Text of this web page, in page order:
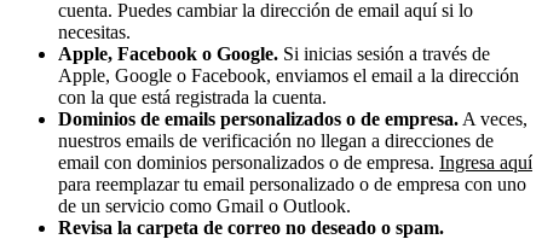
cuenta. Puedes cambiar la dirección de email aquí si lo
necesitas.
Apple, Facebook o Google. Si inicias sesión a través de
Apple, Google o Facebook, enviamos el email a la dirección
con la que está registrada la cuenta.
Dominios de emails personalizados o de empresa. A veces,
nuestros emails de verificación no llegan a direcciones de
email con dominios personalizados o de empresa. Ingresa aquí
para reemplazar tu email personalizado o de empresa con uno
de un servicio como Gmail o Outlook.
Revisa la carpeta de correo no deseado o spam.